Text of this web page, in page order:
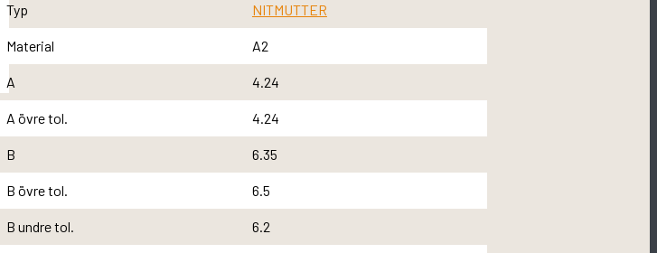
Typ NITMUTTER
Material A2
A 4.24
A övre tol. 4.24
B 6.35
B övre tol. 6.5
B undre tol. 6.2